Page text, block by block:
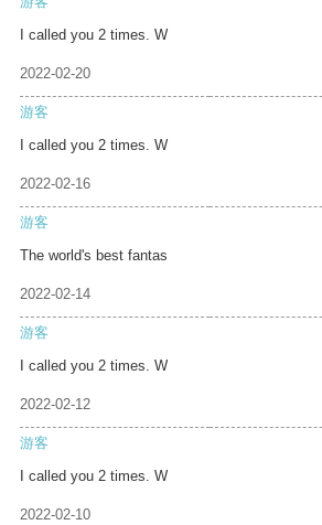
I called you 2 times. W
2022-02-20
游客
I called you 2 times. W
2022-02-16
游客
The world's best fantas
2022-02-14
游客
I called you 2 times. W
2022-02-12
游客
I called you 2 times. W
2022-02-10